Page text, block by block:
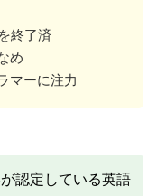
終了済
め
マーに注力
認定している英語